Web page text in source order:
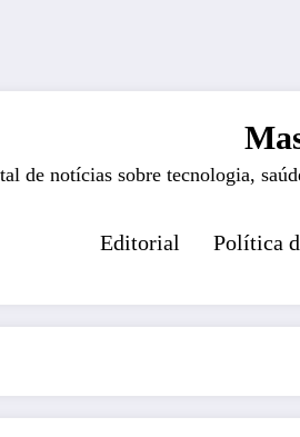
de notícias sobre tecnologia,
Editorial Política